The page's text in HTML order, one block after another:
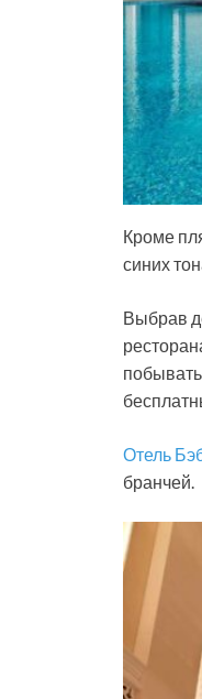
Кроме
синих
Выбрав
Отель
бранчей.